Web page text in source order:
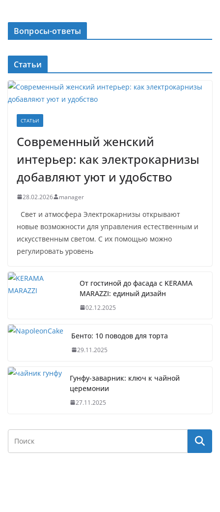
Вопросы-ответы
Статьи
СТАТЬИ
Современный женский
интерьер: как электрокарнизы
добавляют уют и удобство
28.02.2026 manager
Свет и атмосфера Электрокарнизы открывают
новые возможности для управления естественным и
искусственным светом. С их помощью можно
регулировать уровень
От гостиной до фасада с KERAMA
MARAZZI: единый дизайн
02.12.2025
Бенто: 10 поводов для торта
29.11.2025
Гунфу-заварник: ключ к чайной
церемонии
27.11.2025